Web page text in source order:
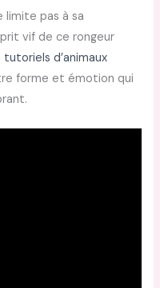
pas à sa
vif de ce rongeur
tutoriels d’animaux
forme et émotion qui